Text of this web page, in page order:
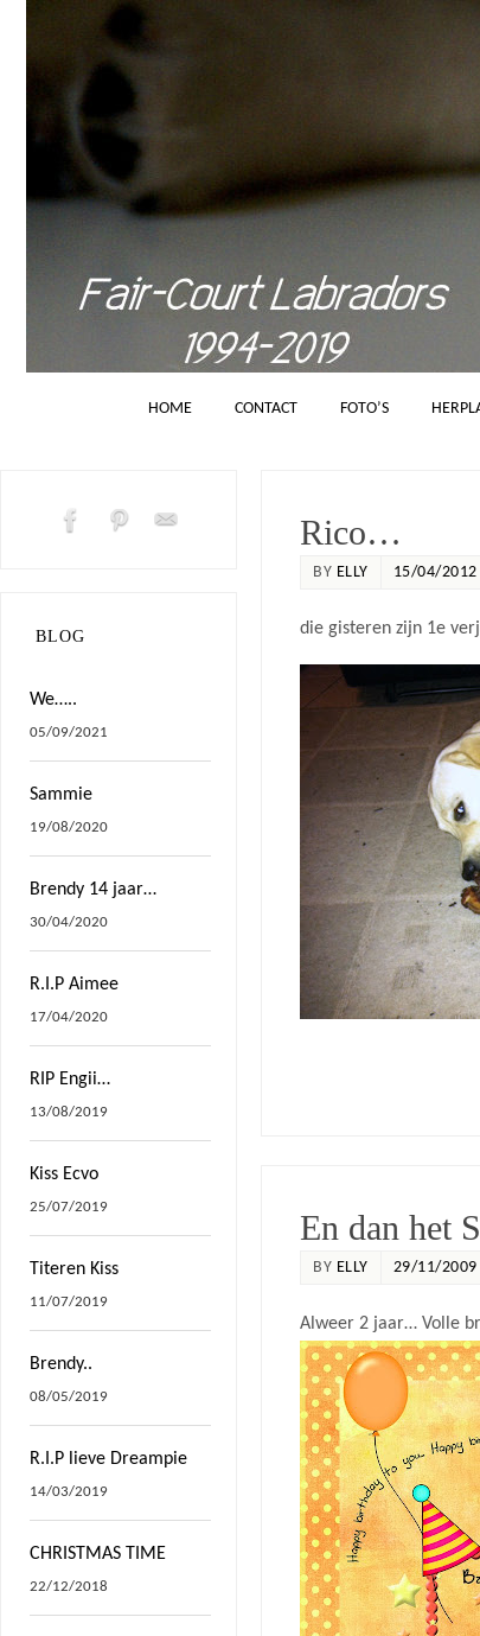
HOME CONTACT FOTO’S
Rico…
BY ELLY 15/04/2012
die gisteren zijn 1e
En dan het
BY ELLY 29/11/2009
Alweer 2 jaar… Volle
BLOG
We…..
05/09/2021
Sammie
19/08/2020
Brendy 14 jaar…
30/04/2020
R.I.P Aimee
17/04/2020
RIP Engii…
13/08/2019
Kiss Ecvo
25/07/2019
Titeren Kiss
11/07/2019
Brendy..
08/05/2019
R.I.P lieve Dreampie
14/03/2019
CHRISTMAS TIME
22/12/2018